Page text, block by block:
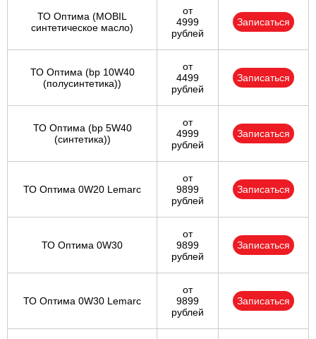
ТО Оптима (MOBIL
синтетическое масло)
от
4999
рублей
Записаться
ТО Оптима (bp 10W40
(полусинтетика))
от
4499
рублей
Записаться
ТО Оптима (bp 5W40
(синтетика))
от
4999
рублей
Записаться
ТО Оптима 0W20 Lemarc
от
9899
рублей
Записаться
ТО Оптима 0W30
от
9899
рублей
Записаться
ТО Оптима 0W30 Lemarc
от
9899
рублей
Записаться